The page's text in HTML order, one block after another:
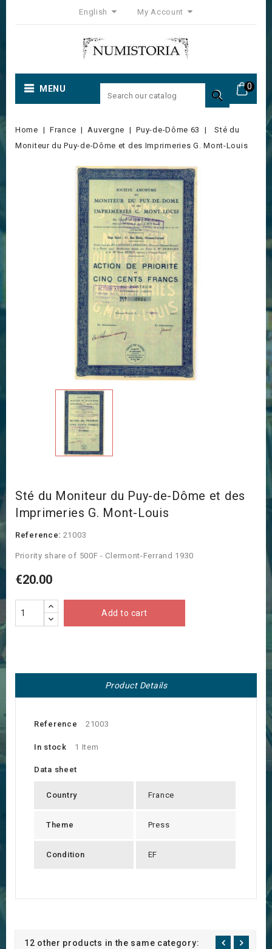
English My Account
0
MENU 
Home France Auvergne Puy-de-Dôme 63
Sté du
Moniteur du Puy-de-Dôme et des Imprimeries G. Mont-Louis
Sté du Moniteur du Puy-de-Dôme et des
Imprimeries G. Mont-Louis
Reference: 21003
Priority share of 500F - Clermont-Ferrand 1930
€20.00
Add to cart
Product Details
Reference 21003
In stock 1 Item
Data sheet
Country France
Theme Press
Condition EF
12 other products in the same category: